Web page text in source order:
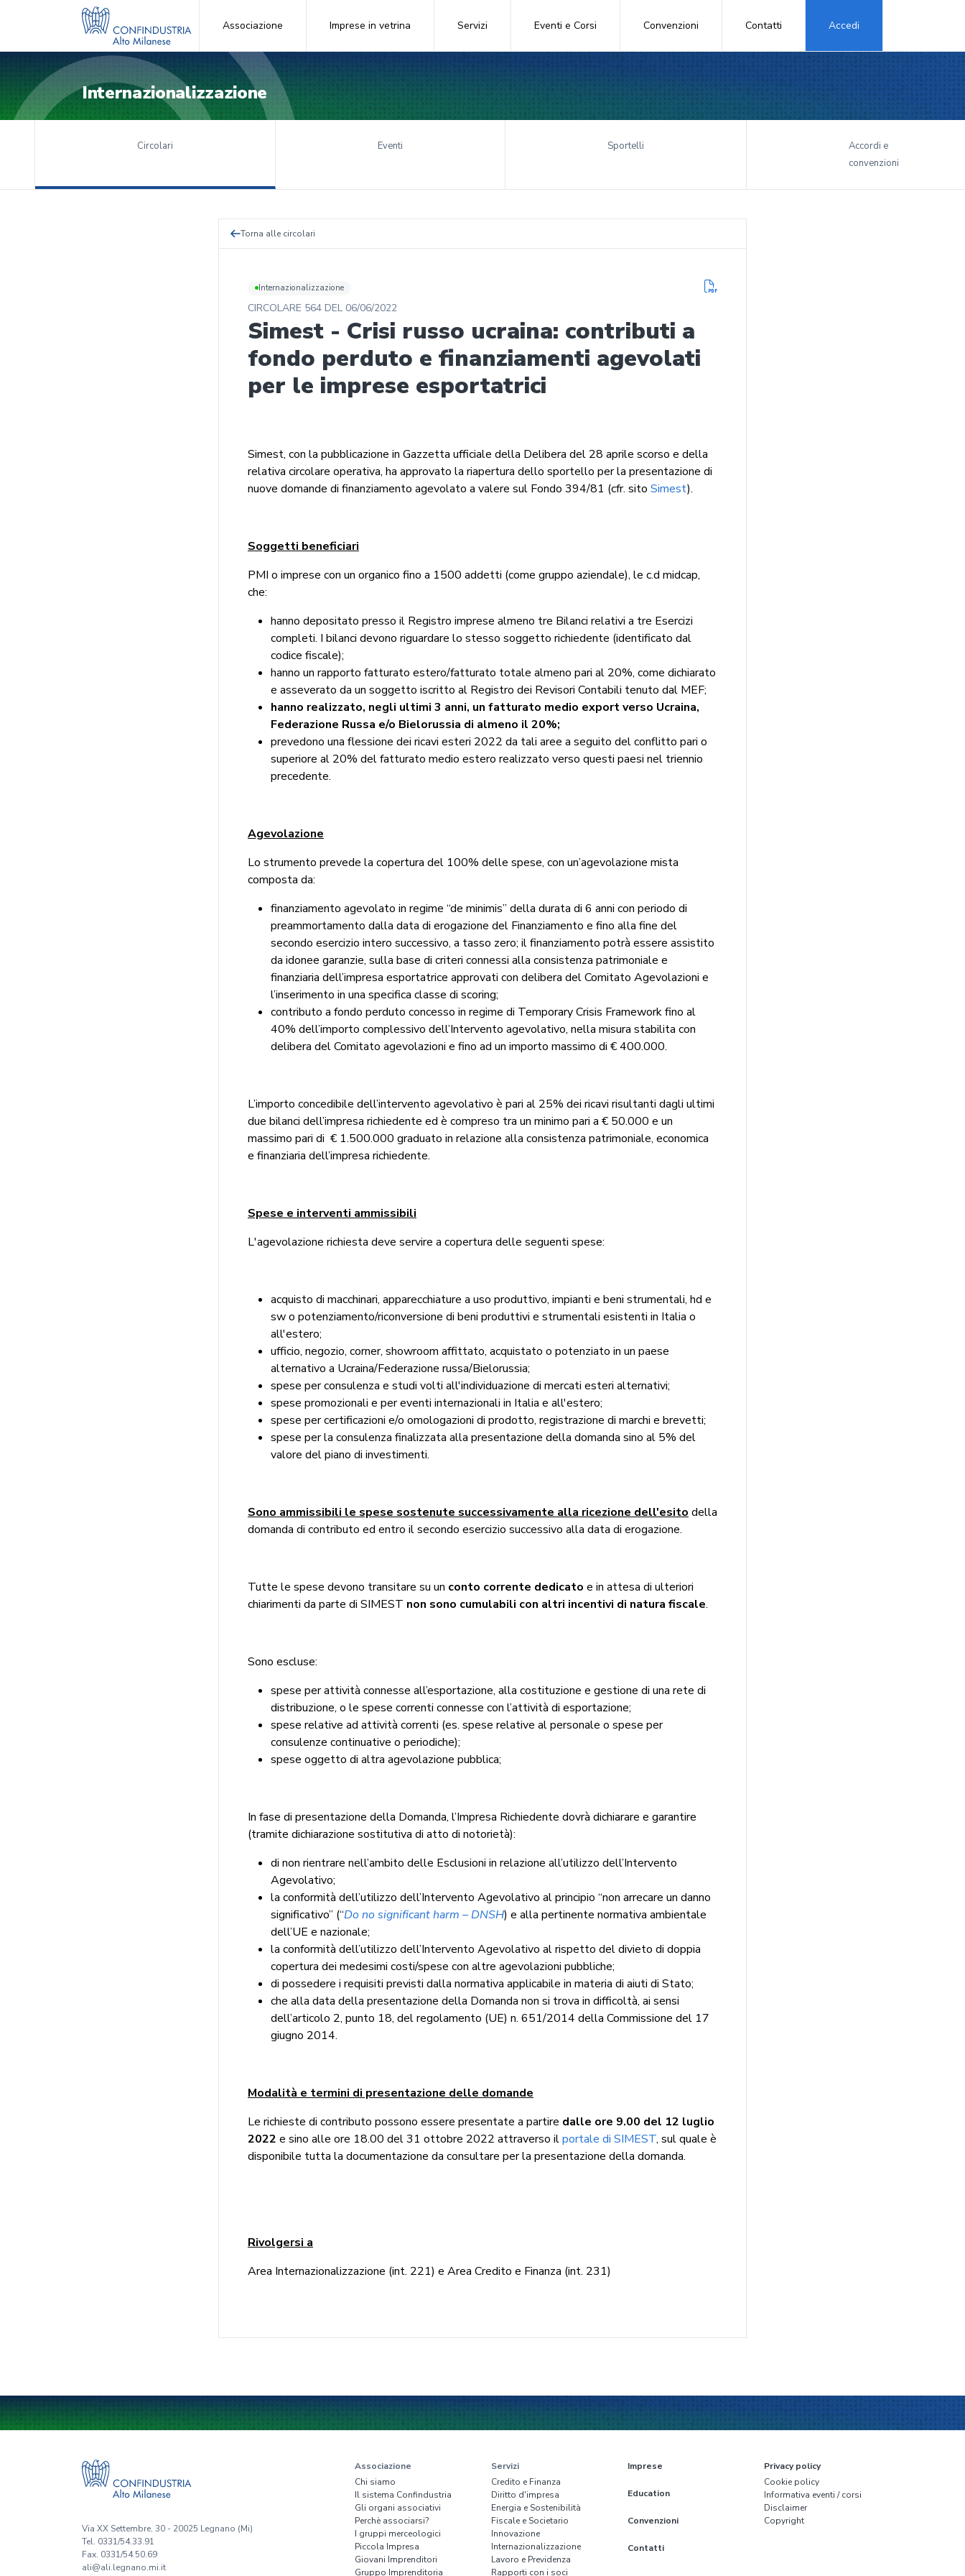
Associazione Imprese in vetrina Servizi Eventi e Corsi Convenzioni Contatti Accedi
Internazionalizzazione
Circolari Eventi Sportelli
Accordi e
convenzioni
Torna alle circolari
Internazionalizzazione
CIRCOLARE 564 DEL 06/06/2022
Simest - Crisi russo ucraina: contributi a
fondo perduto e finanziamenti agevolati
per le imprese esportatrici
Simest, con la pubblicazione in Gazzetta ufficiale della Delibera del 28 aprile scorso e della
relativa circolare operativa, ha approvato la riapertura dello sportello per la presentazione di
nuove domande di finanziamento agevolato a valere sul Fondo 394/81 (cfr. sito Simest).
Soggetti beneficiari
PMI o imprese con un organico fino a 1500 addetti (come gruppo aziendale), le c.d midcap,
che:
hanno depositato presso il Registro imprese almeno tre Bilanci relativi a tre Esercizi
completi. I bilanci devono riguardare lo stesso soggetto richiedente (identificato dal
codice fiscale);
hanno un rapporto fatturato estero/fatturato totale almeno pari al 20%, come dichiarato
e asseverato da un soggetto iscritto al Registro dei Revisori Contabili tenuto dal MEF;
hanno realizzato, negli ultimi 3 anni, un fatturato medio export verso Ucraina,
Federazione Russa e/o Bielorussia di almeno il 20%;
prevedono una flessione dei ricavi esteri 2022 da tali aree a seguito del conflitto pari o
superiore al 20% del fatturato medio estero realizzato verso questi paesi nel triennio
precedente.
Agevolazione
Lo strumento prevede la copertura del 100% delle spese, con un’agevolazione mista
composta da:
finanziamento agevolato in regime “de minimis” della durata di 6 anni con periodo di
preammortamento dalla data di erogazione del Finanziamento e fino alla fine del
secondo esercizio intero successivo, a tasso zero; il finanziamento potrà essere assistito
da idonee garanzie, sulla base di criteri connessi alla consistenza patrimoniale e
finanziaria dell’impresa esportatrice approvati con delibera del Comitato Agevolazioni e
l’inserimento in una specifica classe di scoring;
contributo a fondo perduto concesso in regime di Temporary Crisis Framework fino al
40% dell’importo complessivo dell’Intervento agevolativo, nella misura stabilita con
delibera del Comitato agevolazioni e fino ad un importo massimo di € 400.000.
L’importo concedibile dell’intervento agevolativo è pari al 25% dei ricavi risultanti dagli ultimi
due bilanci dell’impresa richiedente ed è compreso tra un minimo pari a € 50.000 e un
massimo pari di € 1.500.000 graduato in relazione alla consistenza patrimoniale, economica
e finanziaria dell’impresa richiedente.
Spese e interventi ammissibili
L'agevolazione richiesta deve servire a copertura delle seguenti spese:
acquisto di macchinari, apparecchiature a uso produttivo, impianti e beni strumentali, hd e
sw o potenziamento/riconversione di beni produttivi e strumentali esistenti in Italia o
all'estero;
ufficio, negozio, corner, showroom affittato, acquistato o potenziato in un paese
alternativo a Ucraina/Federazione russa/Bielorussia;
spese per consulenza e studi volti all'individuazione di mercati esteri alternativi;
spese promozionali e per eventi internazionali in Italia e all'estero;
spese per certificazioni e/o omologazioni di prodotto, registrazione di marchi e brevetti;
spese per la consulenza finalizzata alla presentazione della domanda sino al 5% del
valore del piano di investimenti.
Sono ammissibili le spese sostenute successivamente alla ricezione dell'esito della
domanda di contributo ed entro il secondo esercizio successivo alla data di erogazione.
Tutte le spese devono transitare su un conto corrente dedicato e in attesa di ulteriori
chiarimenti da parte di SIMEST non sono cumulabili con altri incentivi di natura fiscale.
Sono escluse:
spese per attività connesse all’esportazione, alla costituzione e gestione di una rete di
distribuzione, o le spese correnti connesse con l’attività di esportazione;
spese relative ad attività correnti (es. spese relative al personale o spese per
consulenze continuative o periodiche);
spese oggetto di altra agevolazione pubblica;
In fase di presentazione della Domanda, l’Impresa Richiedente dovrà dichiarare e garantire
(tramite dichiarazione sostitutiva di atto di notorietà):
di non rientrare nell’ambito delle Esclusioni in relazione all’utilizzo dell’Intervento
Agevolativo;
la conformità dell’utilizzo dell’Intervento Agevolativo al principio “non arrecare un danno
significativo” (“Do no significant harm – DNSH) e alla pertinente normativa ambientale
dell’UE e nazionale;
la conformità dell’utilizzo dell’Intervento Agevolativo al rispetto del divieto di doppia
copertura dei medesimi costi/spese con altre agevolazioni pubbliche;
di possedere i requisiti previsti dalla normativa applicabile in materia di aiuti di Stato;
che alla data della presentazione della Domanda non si trova in difficoltà, ai sensi
dell’articolo 2, punto 18, del regolamento (UE) n. 651/2014 della Commissione del 17
giugno 2014.
Modalità e termini di presentazione delle domande
Le richieste di contributo possono essere presentate a partire dalle ore 9.00 del 12 luglio
2022 e sino alle ore 18.00 del 31 ottobre 2022 attraverso ilportale di SIMEST, sul quale è
disponibile tutta la documentazione da consultare per la presentazione della domanda.
Rivolgersi a
Area Internazionalizzazione (int. 221) e Area Credito e Finanza (int. 231)
Via XX Settembre, 30 - 20025 Legnano (Mi)
Tel. 0331/54.33.91
Fax. 0331/54.50.69
ali@ali.legnano.mi.it
Associazione
Chi siamo
Il sistema Confindustria
Gli organi associativi
Perchè associarsi?
I gruppi merceologici
Piccola Impresa
Giovani Imprenditori
Gruppo Imprenditoria
Servizi
Credito e Finanza
Diritto d'impresa
Energia e Sostenibilità
Fiscale e Societario
Innovazione
Internazionalizzazione
Lavoro e Previdenza
Rapporti con i soci
Imprese
Education
Convenzioni
Contatti
Privacy policy
Cookie policy
Informativa eventi / corsi
Disclaimer
Copyright